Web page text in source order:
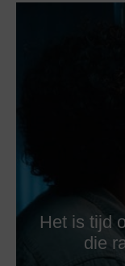
Het is tijd
die